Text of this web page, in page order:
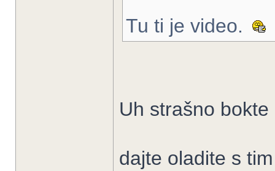
Tu ti je video.
Uh strašno
dajte oladite s